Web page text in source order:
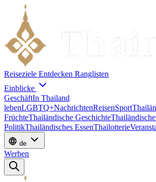
Reiseziele Entdecken Ranglisten
Einblicke
GeschäftIn Thailand
lebenLGBTQ+NachrichtenReisenSport
FrüchteThailändische Geschichte
PolitikThailändisches EssenThailotterie
de
Werben